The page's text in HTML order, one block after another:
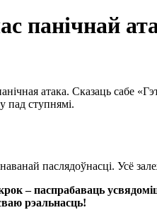
панічнай
атака. Сказаць сабе
пад ступнямі.
паслядоўнасці. Усё
крок – паспрабаваць
рэальнасць!